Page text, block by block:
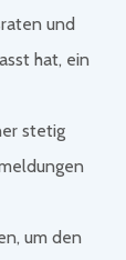
und
hat, ein
stetig
um den